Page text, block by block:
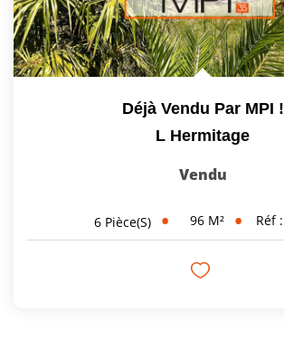
Déjà Vendu Par MPI !
L Hermitage
Vendu
6 Pièce(s) 96 M² Réf :